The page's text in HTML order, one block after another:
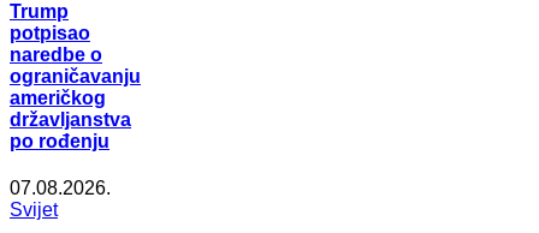
Trump
potpisao
naredbe o
ograničavanju
američkog
državljanstva
po rođenju
07.08.2026.
Svijet